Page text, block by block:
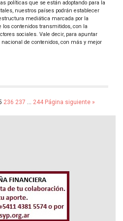
políticas que se están adoptando para la
nuestros países podrán establecer
mediática marcada por la
los contenidos transmitidos, con la
sociales. Vale decir, para apuntar
de contenidos, con más y mejor
236 237 … 244 Página siguiente »